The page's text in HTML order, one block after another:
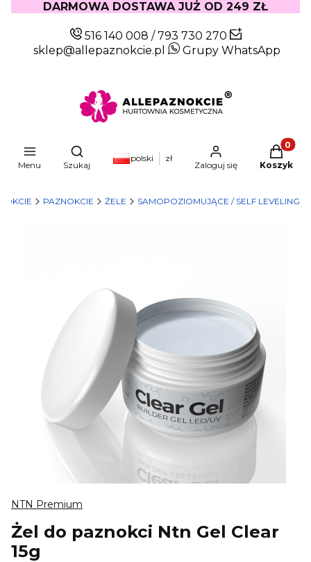
DARMOWA DOSTAWA JUŻ OD 249 ZŁ
516 140 008 /793 730 270
sklep@allepaznokcie.pl
Grupy WhatsApp
Menu
Otwórz wyszukiwarkę
Szukaj
polski zł
Zaloguj się Koszyk
PAZNOKCIE ŻELE SAMOPOZIOMUJĄCE / SELF LEVELING
NTN Premium
Żel do paznokci Ntn Gel Clear
15g